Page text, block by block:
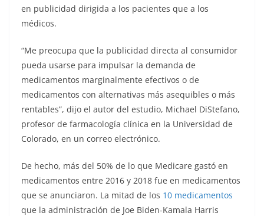
en publicidad dirigida a los pacientes que a los
médicos.
“Me preocupa que la publicidad directa al consumidor
pueda usarse para impulsar la demanda de
medicamentos marginalmente efectivos o de
medicamentos con alternativas más asequibles o más
rentables”, dijo el autor del estudio, Michael DiStefano,
profesor de farmacología clínica en la Universidad de
Colorado, en un correo electrónico.
De hecho, más del 50% de lo que Medicare gastó en
medicamentos entre 2016 y 2018 fue en medicamentos
que se anunciaron. La mitad de los 10 medicamentos
que la administración de Joe Biden-Kamala Harris